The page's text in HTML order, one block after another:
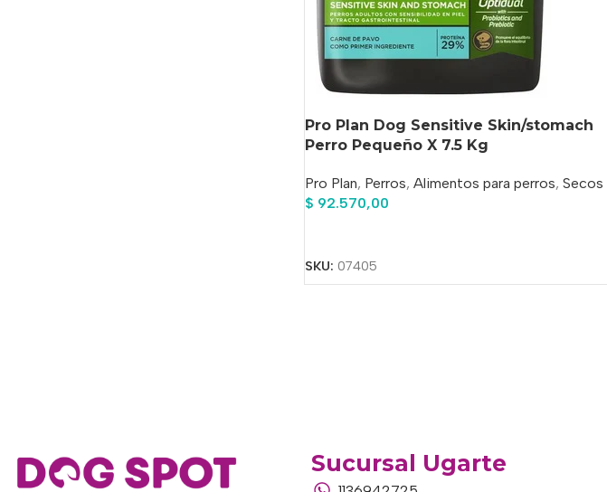
Pro Plan Dog Sensitive Skin/stomach
Perro Pequeño X 7.5 Kg
Pro Plan, Perros, Alimentos para perros, Secos
$ 92.570,00
SKU: 07405
Sucursal Ugarte